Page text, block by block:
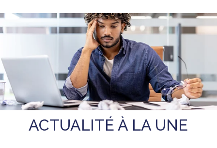
ACTUALITÉ À LA UNE